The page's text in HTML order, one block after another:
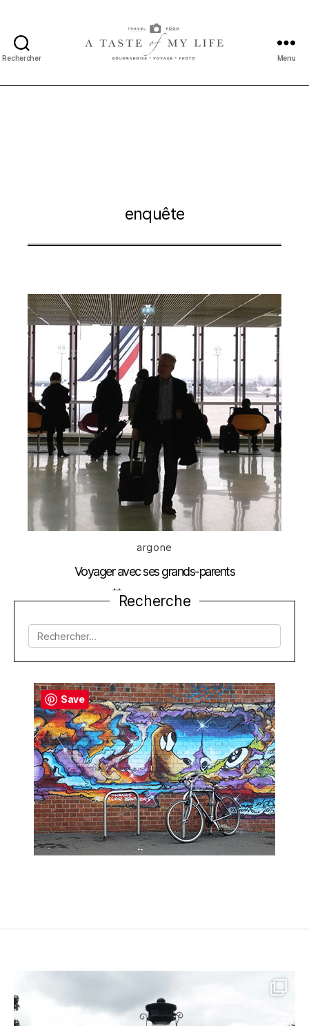
Rechercher
taste
Menu
enquête
Catégories
argone
Voyager avec ses grands-parents
Date
de
28 décembre 2013
Recherche
Rechercher :
Save